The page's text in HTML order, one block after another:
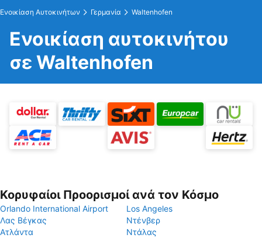
Ενοικίαση Αυτοκινήτων Γερμανία Waltenhofen
Ενοικίαση αυτοκινήτου
σε Waltenhofen
Κορυφαίοι Προορισμοί ανά τον Κόσμο
Orlando International Airport
Los Angeles
Λας Βέγκας
Ντένβερ
Ατλάντα
Ντάλας